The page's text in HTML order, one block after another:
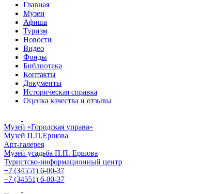
Главная
Музеи
Афиша
Туризм
Новости
Видео
Фонды
Библиотека
Контакты
Документы
Историческая справка
Оценка качества и отзывы
Музей «Городская управа»
Музей П.П.Ершова
Арт-галерея
Музей-усадьба П.П. Ершова
Туристско-информационный центр
+7 (34551) 6-00-37
+7 (34551) 6-00-37